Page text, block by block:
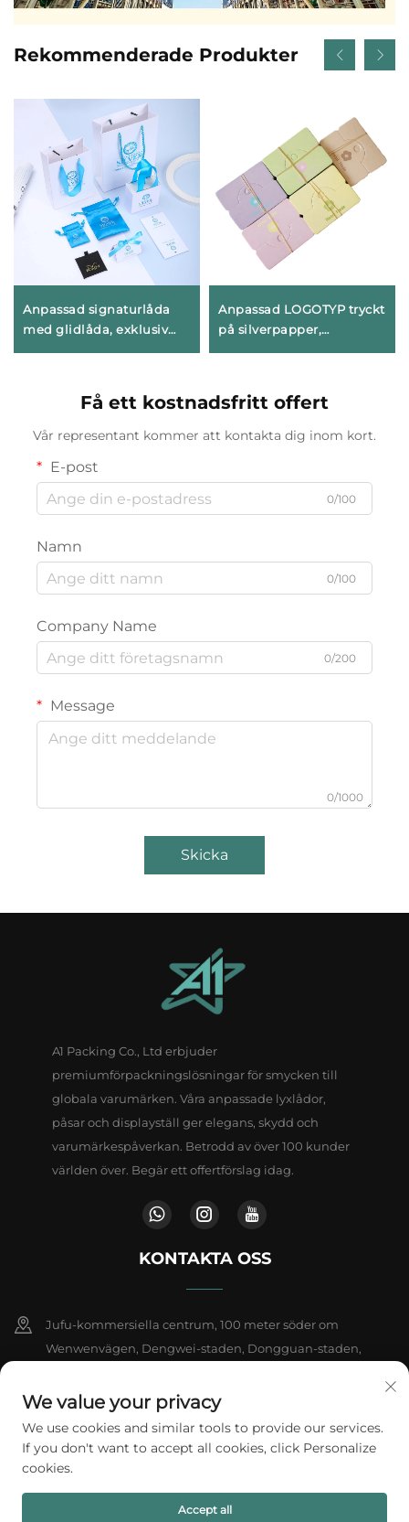
Rekommenderade Produkter
Anpassad signaturlåda
med glidlåda, exklusiv
stel pappdekorationsskåp
signatursmyckeslåda
Anpassad LOGOTYP tryckt
på silverpapper,
hängande hållare för
bangle, halsband,
kortdisplay, portabel
Få ett kostnadsfritt offert
Vår representant kommer att kontakta dig inom kort.
E-post
0/100
Namn
0/100
Company Name
0/200
Message
0/1000
Skicka
A1 Packing Co., Ltd erbjuder
premiumförpackningslösningar för smycken till
globala varumärken. Våra anpassade lyxlådor,
påsar och displayställ ger elegans, skydd och
varumärkespåverkan. Betrodd av över 100 kunder
världen över. Begär ett offertförslag idag.
KONTAKTA OSS
Jufu-kommersiella centrum, 100 meter söder om
Wenwenvägen, Dengwei-staden, Dongguan-staden,
+86-18802602550
[email protected]
Upphovsrätt © 2026 A1 Packing Co., Ltd. Alla rättigheter förbehållna.
We value your privacy
We use cookies and similar tools to provide our services.
If you don't want to accept all cookies, click Personalize
cookies.
Accept all